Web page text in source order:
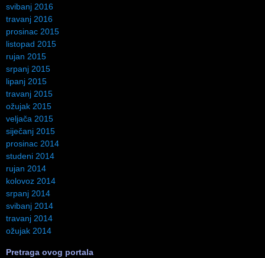
svibanj 2016
travanj 2016
prosinac 2015
listopad 2015
rujan 2015
srpanj 2015
lipanj 2015
travanj 2015
ožujak 2015
veljača 2015
siječanj 2015
prosinac 2014
studeni 2014
rujan 2014
kolovoz 2014
srpanj 2014
svibanj 2014
travanj 2014
ožujak 2014
Pretraga ovog portala